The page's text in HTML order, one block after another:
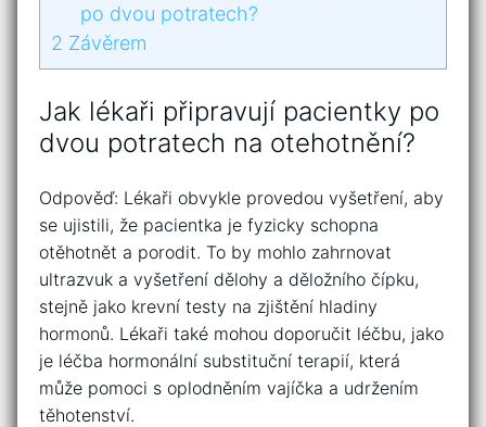
po dvou potratech?
2 Závěrem
Jak lékaři připravují pacientky po
dvou potratech na otehotnění?
Odpověď: Lékaři obvykle provedou vyšetření, aby
se ujistili, že pacientka je fyzicky schopna
otěhotnět a porodit. To by mohlo zahrnovat
ultrazvuk a vyšetření dělohy a děložního čípku,
stejně jako krevní testy na zjištění hladiny
hormonů. Lékaři také mohou doporučit léčbu, jako
je léčba hormonální substituční terapií, která
může pomoci s oplodněním vajíčka a udržením
těhotenství.